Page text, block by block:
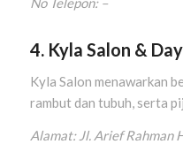
4. Kyla Salon &
Kyla Salon menawarkan
rambut dan tubuh, serta
Alamat: Jl. Arief Rahman